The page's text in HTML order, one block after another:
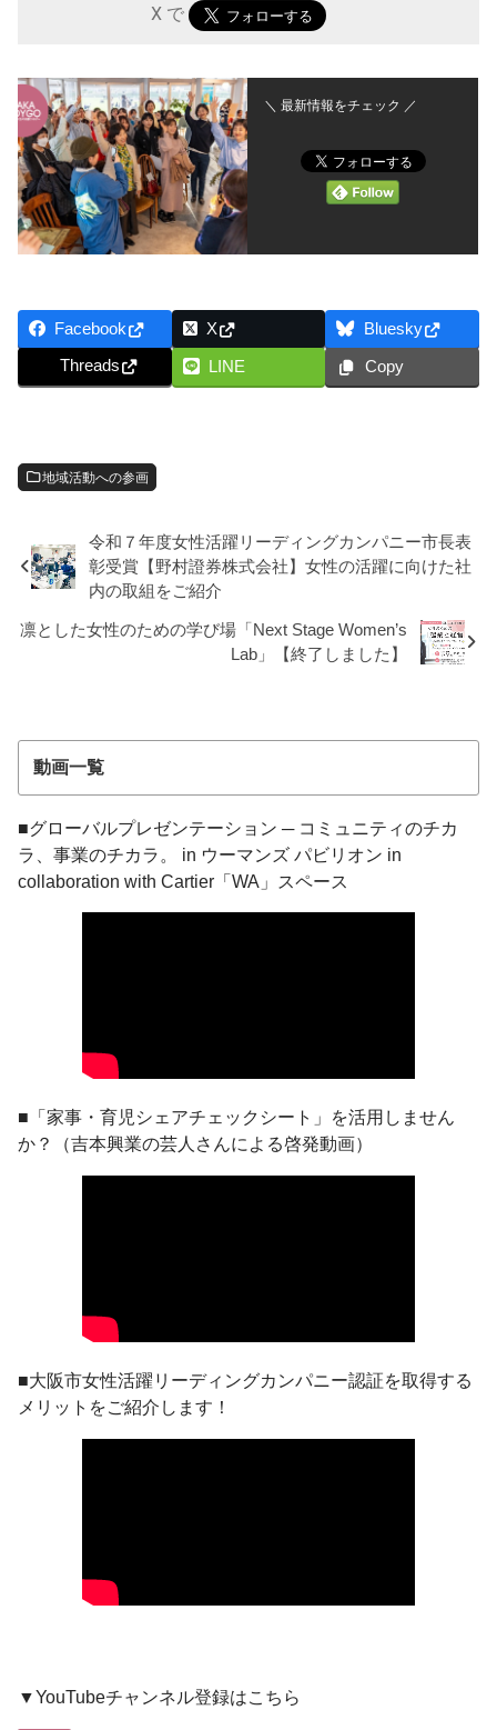
X で
＼ 最新情報をチェック ／
Facebook X Bluesky
Threads LINE Copy
地域活動への参画
令和７年度女性活躍リーディングカンパニー市長表
彰受賞【野村證券株式会社】女性の活躍に向けた社
内の取組をご紹介
凛とした女性のための学び場「Next Stage Women’s
Lab」【終了しました】
動画一覧
■グローバルプレゼンテーション ─ コミュニティのチカ
ラ、事業のチカラ。 in ウーマンズ パビリオン in
collaboration with Cartier「WA」スペース
■「家事・育児シェアチェックシート」を活用しません
か？（吉本興業の芸人さんによる啓発動画）
■大阪市女性活躍リーディングカンパニー認証を取得する
メリットをご紹介します！
▼YouTubeチャンネル登録はこちら